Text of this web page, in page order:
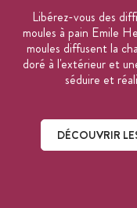
Nombre de
Poids : 3,4 kg
Cuisson four et
Passe au congélateur
Lavable au lave-
Garanti 10 ans
Libérez-vous des
moules à pain Emile
moules diffusent la
doré à l'extérieur et
séduire et
DÉCOUVRIR